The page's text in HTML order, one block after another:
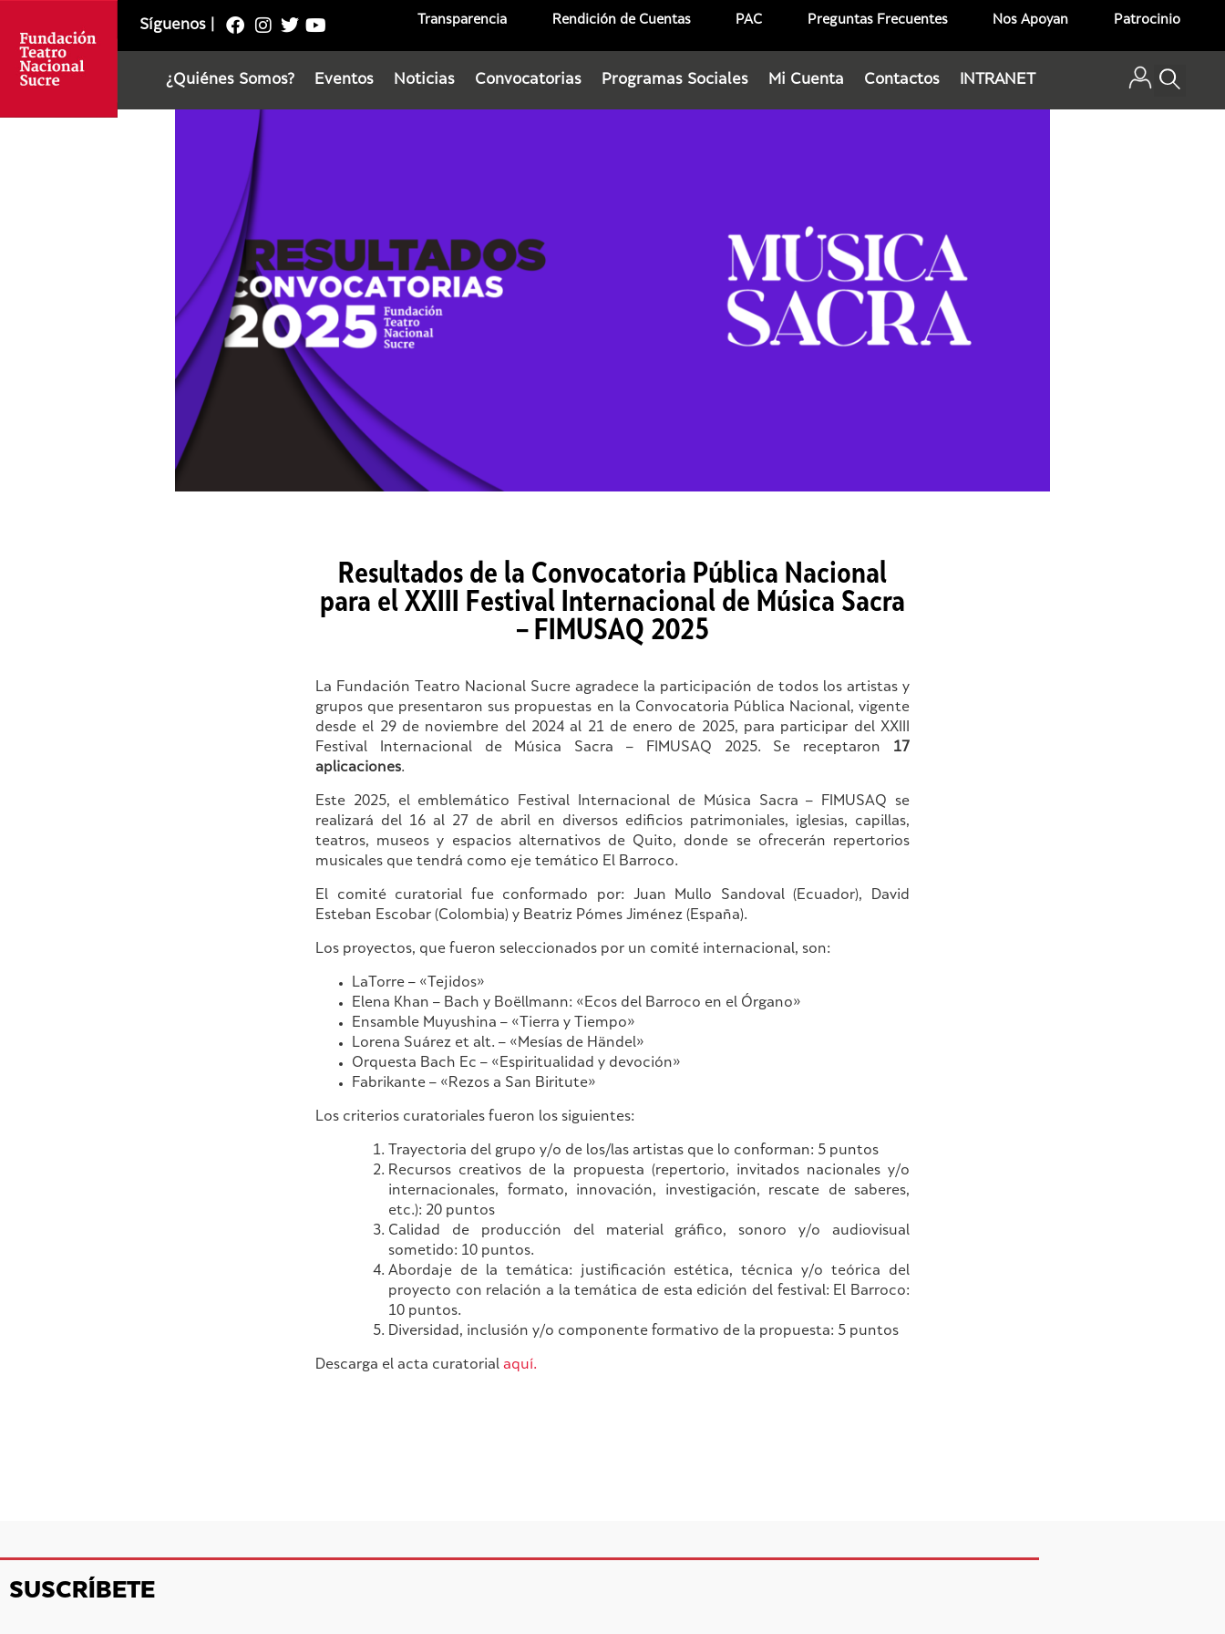
Síguenos Transparencia Rendición de Cuentas PAC Preguntas Frecuentes Nos Apoyan Patrocinio
¿Quiénes Somos? Eventos Noticias Convocatorias Programas Sociales Mi Cuenta Contactos INTRANET
Resultados de la Convocatoria Pública Nacional
para el XXIII Festival Internacional de Música Sacra
– FIMUSAQ 2025
La Fundación Teatro Nacional Sucre agradece la participación de todos los artistas y
grupos que presentaron sus propuestas en la Convocatoria Pública Nacional, vigente
desde el 29 de noviembre del 2024 al 21 de enero de 2025, para participar del XXIII
Festival Internacional de Música Sacra – FIMUSAQ 2025. Se receptaron 17
aplicaciones.
Este 2025, el emblemático Festival Internacional de Música Sacra – FIMUSAQ se
realizará del 16 al 27 de abril en diversos edificios patrimoniales, iglesias, capillas,
teatros, museos y espacios alternativos de Quito, donde se ofrecerán repertorios
musicales que tendrá como eje temático El Barroco.
El comité curatorial fue conformado por: Juan Mullo Sandoval (Ecuador), David
Esteban Escobar (Colombia) y Beatriz Pómes Jiménez (España).
Los proyectos, que fueron seleccionados por un comité internacional, son:
LaTorre – «Tejidos»
Elena Khan – Bach y Boëllmann: «Ecos del Barroco en el Órgano»
Ensamble Muyushina – «Tierra y Tiempo»
Lorena Suárez et alt. – «Mesías de Händel»
Orquesta Bach Ec – «Espiritualidad y devoción»
Fabrikante – «Rezos a San Biritute»
Los criterios curatoriales fueron los siguientes:
Trayectoria del grupo y/o de los/las artistas que lo conforman: 5 puntos
Recursos creativos de la propuesta (repertorio, invitados nacionales y/o
internacionales, formato, innovación, investigación, rescate de saberes,
etc.): 20 puntos
Calidad de producción del material gráfico, sonoro y/o audiovisual
sometido: 10 puntos.
Abordaje de la temática: justificación estética, técnica y/o teórica del
proyecto con relación a la temática de esta edición del festival: El Barroco:
10 puntos.
Diversidad, inclusión y/o componente formativo de la propuesta: 5 puntos
Descarga el acta curatorial aquí.
SUSCRÍBETE